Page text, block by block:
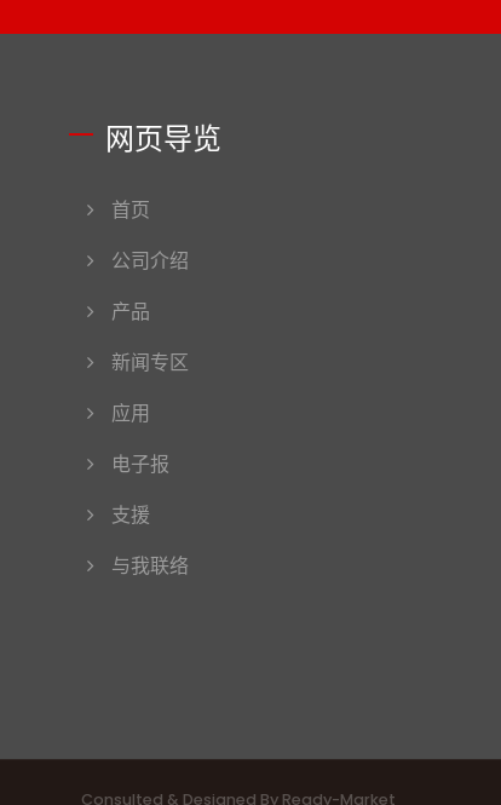
网页导览
首页
公司介绍
产品
新闻专区
应用
电子报
支援
与我联络
Consulted & Designed By Ready-Market